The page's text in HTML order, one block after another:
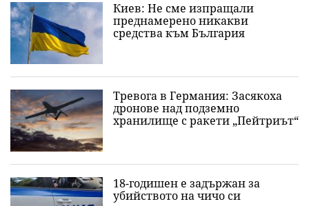
Киев: Не сме изпращали
преднамерено никакви
средства към България
Тревога в Германия: Засякоха
дронове над подземно
хранилище с ракети „Пейтриът“
18-годишен е задържан за
убийството на чичо си